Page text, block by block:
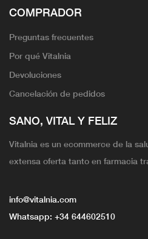
COMPRADOR
Preguntas frecuentes
Por qué Vitalnia
Devoluciones
Cancelación de pedidos
SANO, VITAL Y FELIZ
Vitalnia es un ecommerce de la
extensa oferta tanto en farmacia
info@vitalnia.com
Whatsapp: +34 644602510